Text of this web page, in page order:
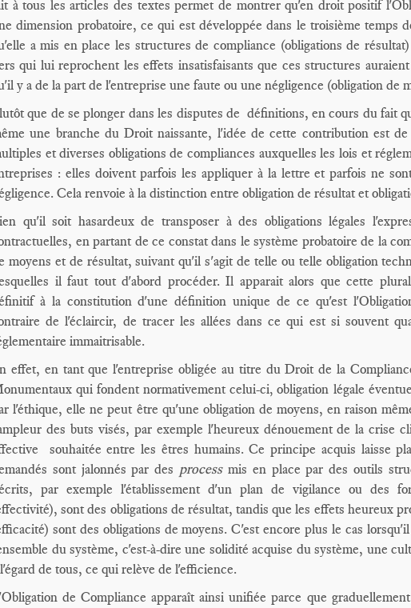
à tous les articles des textes permet de montrer qu'en droit positif
dimension probatoire, ce qui est développée dans le troisième temps
a mis en place les structures de compliance (obligations de
qui lui reprochent les effets insatisfaisants que ces structures
y a de la part de l'entreprise une faute ou une négligence (obligation de
que de se plonger dans les disputes de définitions, en cours du fait
une branche du Droit naissante, l'idée de cette contribution est
et diverses obligations de compliances auxquelles les lois et
: elles doivent parfois les appliquer à la lettre et parfois ne
Cela renvoie à la distinction entre obligation de résultat et
qu'il soit hasardeux de transposer à des obligations légales
en partant de ce constat dans le système probatoire de la
moyens et de résultat, suivant qu'il s'agit de telle ou telle obligation
il faut tout d'abord procéder. Il apparait alors que cette
à la constitution d'une définition unique de ce qu'est
de l'éclaircir, de tracer les allées dans ce qui est si souvent
immaitrisable.
effet, en tant que l'entreprise obligée au titre du Droit de la
qui fondent normativement celui-ci, obligation légale
l'éthique, elle ne peut être qu'une obligation de moyens, en raison
des buts visés, par exemple l'heureux dénouement de la crise
souhaitée entre les êtres humains. Ce principe acquis laisse
sont jalonnés par des process mis en place par des outils
par exemple l'établissement d'un plan de vigilance ou des
sont des obligations de résultat, tandis que les effets heureux
sont des obligations de moyens. C'est encore plus le cas
du système, c'est-à-dire une solidité acquise du système, une
de tous, ce qui relève de l'efficience.
de Compliance apparaît ainsi unifiée parce que